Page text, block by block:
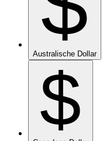
Australische Dollar
$